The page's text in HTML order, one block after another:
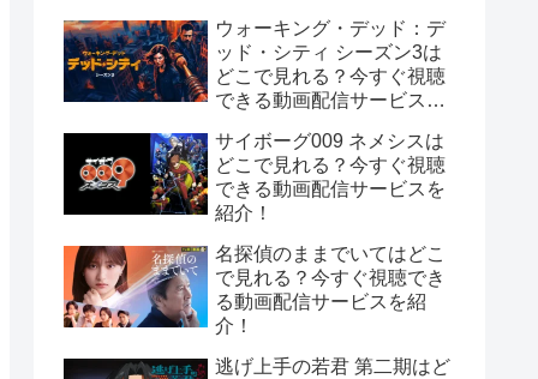
ウォーキング・デッド：デ
ッド・シティ シーズン3は
どこで見れる？今すぐ視聴
できる動画配信サービスを
サイボーグ009 ネメシスは
どこで見れる？今すぐ視聴
できる動画配信サービスを
紹介！
名探偵のままでいてはどこ
で見れる？今すぐ視聴でき
る動画配信サービスを紹
介！
逃げ上手の若君 第二期はど